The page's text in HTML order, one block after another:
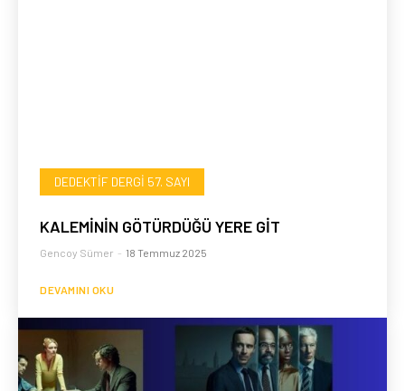
DEDEKTIF DERGI 57. SAYI
KALEMİNİN GÖTÜRDÜĞÜ YERE GİT
Gencoy Sümer - 18 Temmuz 2025
DEVAMINI OKU